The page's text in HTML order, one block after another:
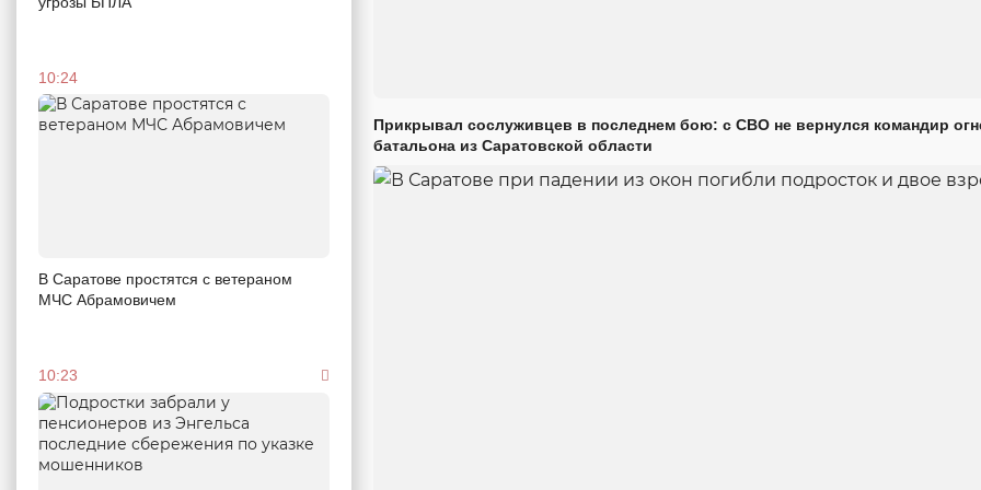
10:24
В Саратове простятся с ветераном
МЧС Абрамовичем
10:23
Прикрывал сослуживцев в последнем бою: с СВО не вернулся командир
батальона из Саратовской области